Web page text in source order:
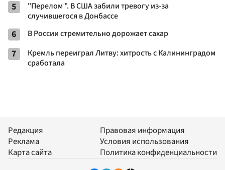
5
"Перелом ". В США забили тревогу из-за
случившегося в Донбассе
6 В России стремительно дорожает сахар
7
Кремль переиграл Литву: хитрость с Калининградом
сработала
Редакция
Реклама
Карта сайта
Правовая информация
Условия использования
Политика конфиденциальности